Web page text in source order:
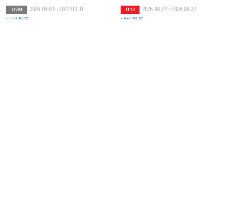
D-7M
2026-09-01 ~ 2027-03-31
대외활동
D-13
2026-08-22 ~ 2026-08-22
대외활동